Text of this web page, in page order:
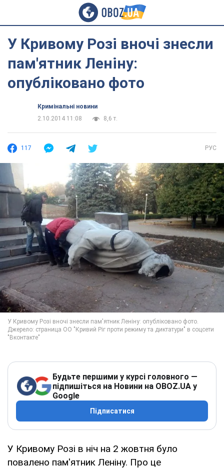
У Кривому Розі вночі знесли
пам'ятник Леніну:
опубліковано фото
Кримінальні новини
2.10.2014 11:08
8,6 т.
117 РУС
Будьте першими у курсі головного —
підпишіться на Новини на OBOZ.UA у
Google
Підписатися
У Кривому Розі в ніч на 2 жовтня було
повалено пам'ятник Леніну. Про це